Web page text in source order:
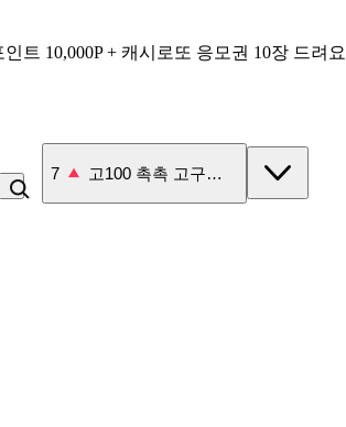
인트 10,000P + 캐시로또 응모권 10장 드려요
7 고100 촉촉 고구마 스틱